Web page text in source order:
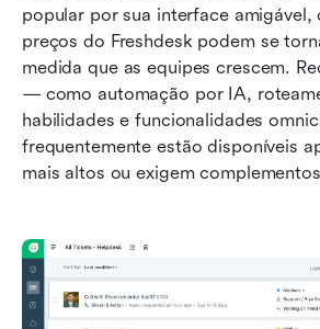
popular por sua interface amigável,
preços do Freshdesk podem se
medida que as equipes crescem.
— como automação por IA,
habilidades e funcionalidades
frequentemente estão disponíveis
mais altos ou exigem